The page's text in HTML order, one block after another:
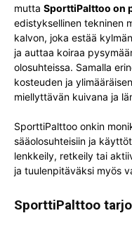
mutta SporttiPalttoo on
edistyksellinen tekninen
kalvon, joka estää
ja auttaa koiraa
olosuhteissa. Samalla
kosteuden ja
miellyttävän kuivana ja
SporttiPalttoo onkin
sääolosuhteisiin ja
lenkkeily, retkeily tai
ja tuulenpitäväksi myös
SporttiPalttoo